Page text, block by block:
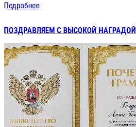
Подробнее
ПОЗДРАВЛЯЕМ С ВЫСОКОЙ НАГРАДОЙ